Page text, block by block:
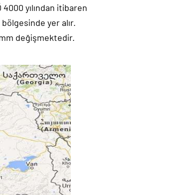
yılından itibaren
yer alır.
mm değişmektedir.